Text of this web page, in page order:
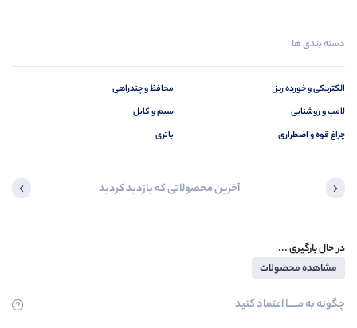
دسته بندی ها
الکتریکی و خورده ریز
لامپ و روشنایی
چراغ قوه و اضطراری
محافظ و چندراهی
سیم و کابل
باتری
آخرین محصولاتی که بازدید کردید
در حال بارگیری ...
مشاهده محصولات
چگونه به مــــــا اعتماد کنید